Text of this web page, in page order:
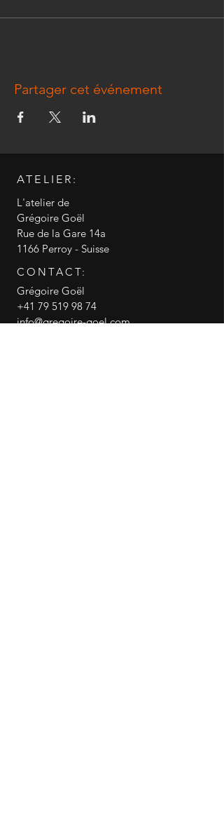
Partager cet événement
ATELIER:
L'atelier de
Grégoire Goël
Rue de la Gare 14a
1166 Perroy - Suisse
CONTACT:
Grégoire Goël
+41 79 519 98 74
info@gregoire-goel.com